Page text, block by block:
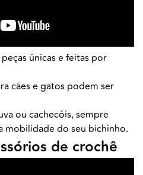
únicas e feitas por
cães e gatos podem ser
ou cachecóis, sempre
mobilidade do seu bichinho.
de crochê